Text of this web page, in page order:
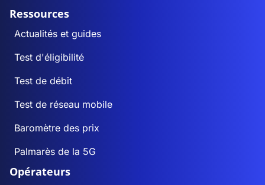
Ressources
Actualités et guides
Test d'éligibilité
Test de débit
Test de réseau mobile
Baromètre des prix
Palmarès de la 5G
Opérateurs